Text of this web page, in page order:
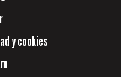
y cookies